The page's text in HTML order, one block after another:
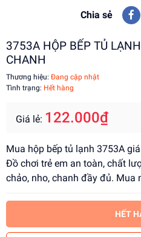
Chia sẻ
3753A HỘP BẾP TỦ
CHANH
Thương hiệu: Đang cập nhật
Tình trạng: Hết hàng
Giá lẻ: 122.000₫
Mua hộp bếp tủ lạnh 3753A
Đồ chơi trẻ em an toàn, chất
chảo, nho, chanh đầy đủ. Mua
HẾT